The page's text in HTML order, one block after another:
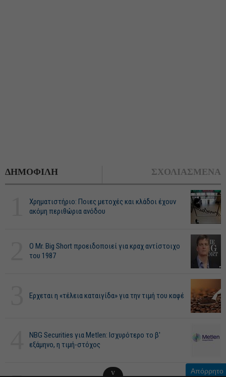
ΔΗΜΟΦΙΛΗ ΣΧΟΛΙΑΣΜΕΝΑ
Χρηματιστήριο: Ποιες μετοχές και κλάδοι έχουν
ακόμη περιθώρια ανόδου
O Mr. Big Short προειδοποιεί για κραχ αντίστοιχο
του 1987
Ερχεται η «τέλεια καταιγίδα» για την τιμή του καφέ
NBG Securities για Metlen: Ισχυρότερο το β'
εξάμηνο, η τιμή-στόχος
v Απόρρητο